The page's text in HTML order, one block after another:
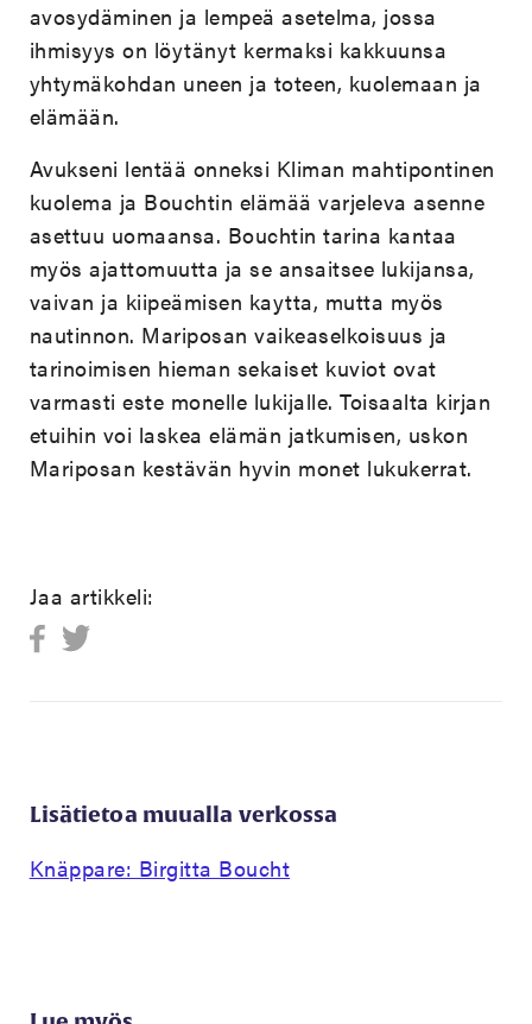
avosydäminen ja lempeä asetelma, jossa
ihmisyys on löytänyt kermaksi kakkuunsa
yhtymäkohdan uneen ja toteen, kuolemaan ja
elämään.
Avukseni lentää onneksi Kliman mahtipontinen
kuolema ja Bouchtin elämää varjeleva asenne
asettuu uomaansa. Bouchtin tarina kantaa
myös ajattomuutta ja se ansaitsee lukijansa,
vaivan ja kiipeämisen kaytta, mutta myös
nautinnon. Mariposan vaikeaselkoisuus ja
tarinoimisen hieman sekaiset kuviot ovat
varmasti este monelle lukijalle. Toisaalta kirjan
etuihin voi laskea elämän jatkumisen, uskon
Mariposan kestävän hyvin monet lukukerrat.
Jaa artikkeli:
Lisätietoa muualla verkossa
Knäppare: Birgitta Boucht